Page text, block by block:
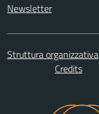
Newsletter
Struttura organizzativa
Credits